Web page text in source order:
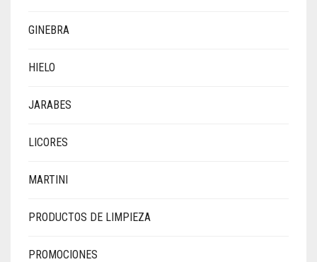
GINEBRA
HIELO
JARABES
LICORES
MARTINI
PRODUCTOS DE LIMPIEZA
PROMOCIONES